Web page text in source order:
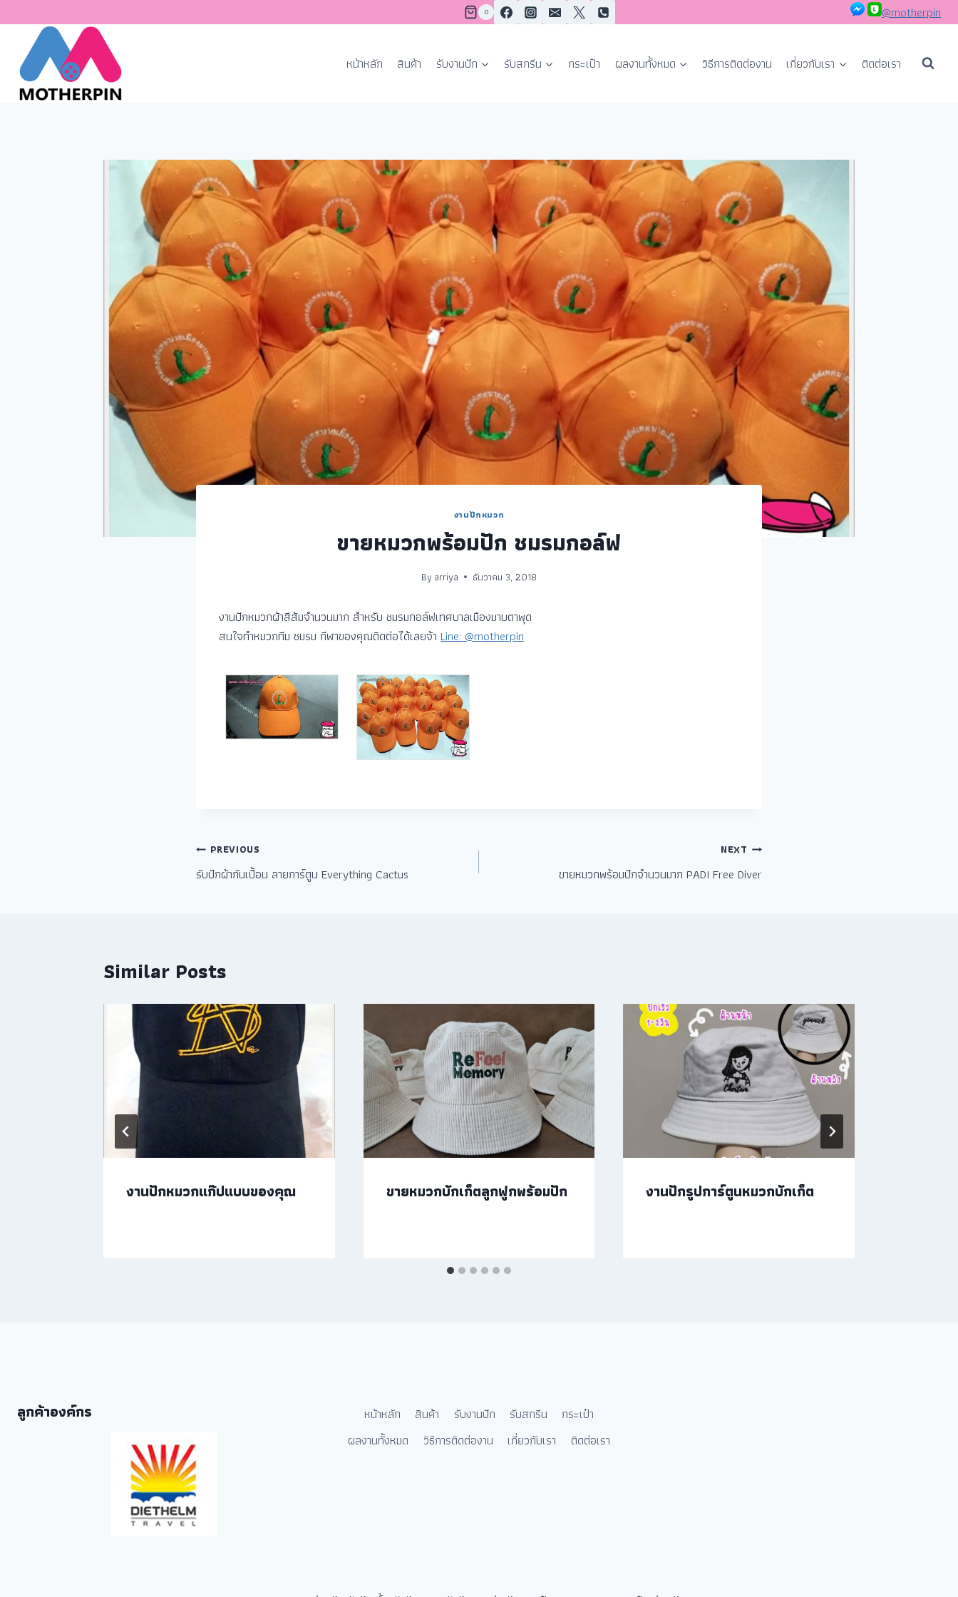
0 @motherpin
หน้าหลัก สินค้า รับงานปัก รับสกรีน กระเป๋า ผลงานทั้งหมด วิธีการติดต่องาน เกี่ยวกับเรา ติดต่อเรา
งานปักหมวก
ขายหมวกพร้อมปัก ชมรมกอล์ฟ
Byarriya ธันวาคม 3, 2018
งานปักหมวกผ้าสีส้มจำนวนมาก สำหรับ ชมรมกอล์ฟเทศบาลเมืองมาบตาพุด
สนใจทำหมวกทีม ชมรม กีฬาของคุณติดต่อได้เลยจ้า Line: @motherpin
PREVIOUS
รับปักผ้ากันเปื้อน ลายการ์ตูน Everything Cactus
NEXT
ขายหมวกพร้อมปักจำนวนมาก PADI Free Diver
Similar Posts
งานปักหมวกแก๊ปแบบของคุณ ขายหมวกบักเก็ตลูกฟูกพร้อมปัก งานปักรูปการ์ตูนหมวกบักเก็ต
ลูกค้าองค์กร หน้าหลัก สินค้า รับงานปัก รับสกรีน
กระเป๋า
ผลงานทั้งหมด
วิธีการติดต่องาน เกี่ยวกับเรา ติดต่อเรา